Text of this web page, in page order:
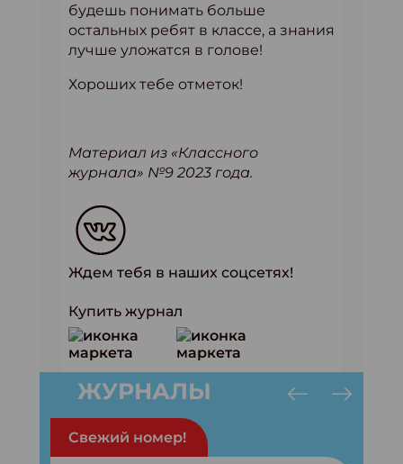
будешь понимать больше
остальных ребят в классе, а знания
лучше уложатся в голове!
Хороших тебе отметок!
Материал из «Классного
журнала» №9 2023 года.
Ждем тебя в наших соцсетях!
Купить журнал
ЖУРНАЛЫ
Свежий номер!